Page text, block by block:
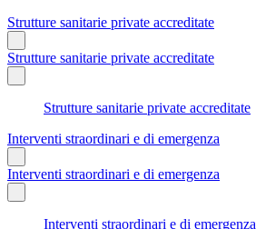
Strutture sanitarie private accreditate
Strutture sanitarie private accreditate
Strutture sanitarie private accreditate
Interventi straordinari e di emergenza
Interventi straordinari e di emergenza
Interventi straordinari e di emergenza